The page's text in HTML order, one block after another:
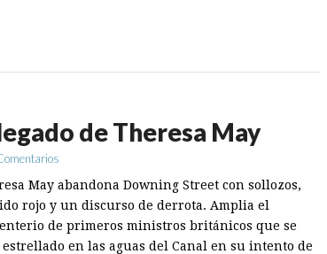
de Theresa May
May abandona Downing Street con sollozos,
rojo y un discurso de derrota. Amplia el
de primeros ministros británicos que se
en las aguas del Canal en su intento de